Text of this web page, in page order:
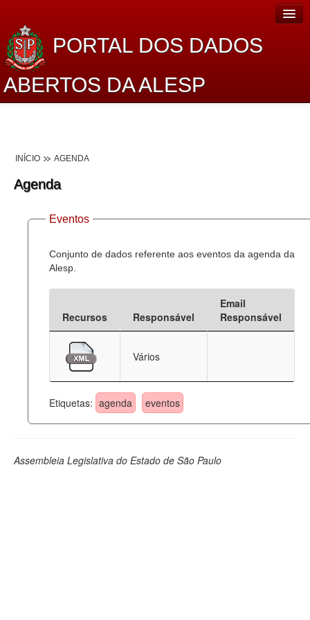
PORTAL DOS DADOS
ABERTOS DA ALESP
Lei de Acesso à Informação
Dados Governamentais Abertos
Planejamento
Catálogo de dados
Deputados Estaduais
Administração
Legislação
INÍCIO AGENDA
Agenda
Eventos
Conjunto de dados referente aos eventos da agenda da
Alesp.
Recursos Responsável
Email
Responsável
Vários
Etiquetas: agenda eventos
Assembleia Legislativa do Estado de São Paulo